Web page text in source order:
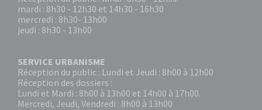
mardi : 8h30 - 12h30 et 14h30 - 16h30
mercredi : 8h30- 13h00
jeudi : 8h30 - 13h00
SERVICE URBANISME
Réception du public : Lundi et Jeudi : 8h00 à 12h00
Réception des dossiers :
Lundi et Mardi : 8h00 à 13h00 et 14h00 à 17h00.
Mercredi, Jeudi, Vendredi : 8h00 à 13h00